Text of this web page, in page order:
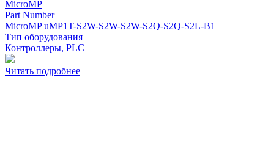
MicroMP
Part Number
MicroMP uMP1T-S2W-S2W-S2W-S2Q-S2Q-S2L-B1
Тип оборудования
Контроллеры, PLC
Читать подробнее